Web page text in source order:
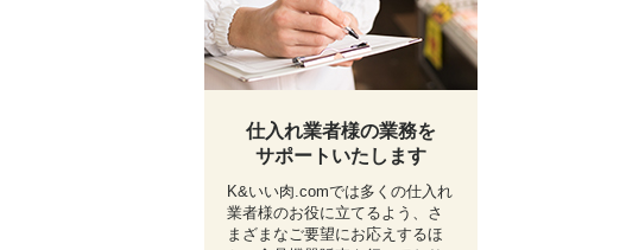
仕入れ業者様の業務を
サポートいたします
K&いい肉.comでは多くの仕入れ
業者様のお役に立てるよう、さ
まざまなご要望にお応えするほ